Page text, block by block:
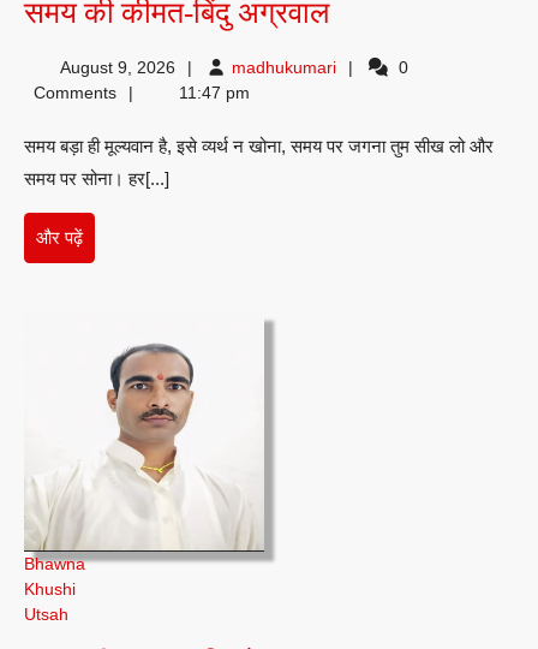
समय की कीमत-बिंदु अग्रवालसमय
कीमत-
अग्रवाल
August 9, 2026 madhukumarimadhukumari
0
Comments
11:47 pm
समय बड़ा ही मूल्यवान है, इसे व्यर्थ न खोना, समय पर जगना तुम सीख लो और
समय पर सोना। हर[...]
और पढ़ेंऔर
पढ़ें
Bhawna
Khushi
Utsah